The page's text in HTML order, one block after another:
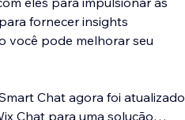
fornecer insights
você pode melhorar seu
Chat agora foi atualizado
Chat para uma solução